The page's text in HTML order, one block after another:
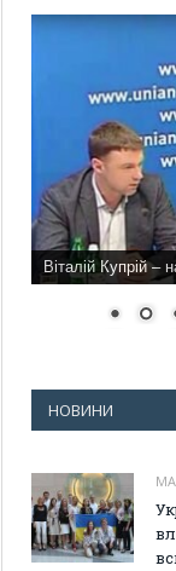
Віталій Купрій –
НОВИНИ